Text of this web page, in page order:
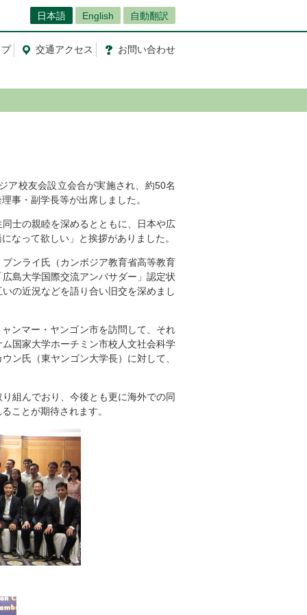
日本語 English 自動翻訳
交通アクセス お問い合わせ
ア校友会設立会合が実施され、約50名
事・副学長等が出席しました。
士の親睦を深めるとともに、日本や広
なって欲しい」と挨拶がありました。
ンライ氏（カンボジア教育省高等教育
島大学国際交流アンバサダー」認定状
の近況などを語り合い旧交を深めまし
ンマー・ヤンゴン市を訪問して、それ
国家大学ホーチミン市校人文社会科学
ン氏（東ヤンゴン大学長）に対して、
組んでおり、今後とも更に海外での同
ことが期待されます。